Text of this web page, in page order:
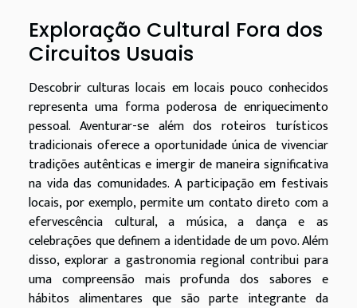
Exploração Cultural Fora dos
Circuitos Usuais
Descobrir culturas locais em locais pouco conhecidos
representa uma forma poderosa de enriquecimento
pessoal. Aventurar-se além dos roteiros turísticos
tradicionais oferece a oportunidade única de vivenciar
tradições autênticas e imergir de maneira significativa
na vida das comunidades. A participação em festivais
locais, por exemplo, permite um contato direto com a
efervescência cultural, a música, a dança e as
celebrações que definem a identidade de um povo. Além
disso, explorar a gastronomia regional contribui para
uma compreensão mais profunda dos sabores e
hábitos alimentares que são parte integrante da